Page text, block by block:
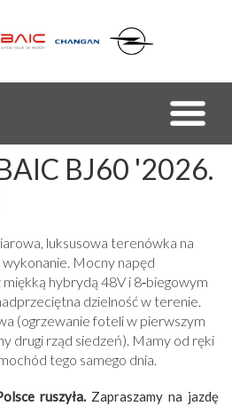
BJ60 '2026.
luksusowa terenówka na
Mocny napęd
hybrydą 48V i 8‑biegowym
dzielność w terenie.
(ogrzewanie foteli w pierwszym
drugi rząd siedzeń). Mamy od ręki
tego samego dnia.
ruszyła.Zapraszamy na jazdę